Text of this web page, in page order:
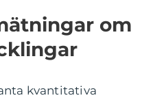
om
kvantitativa